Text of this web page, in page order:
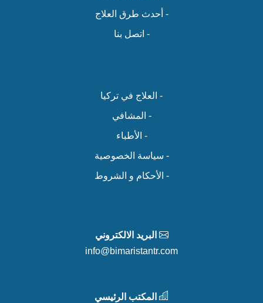
- أحدث طرق العلاج
- اتصل بنا
- العلاج في تركيا
- المشافي
- الأطباء
- سياسة الخصوصية
- الأحكام و الشروط
البريد الالكتروني
info@bimaristantr.com
المكتب الرئيسي